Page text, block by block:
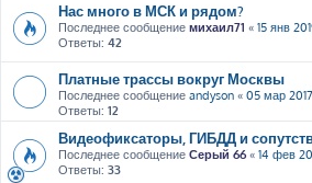
Нас много в МСК и рядом?
Последнее сообщение михаил71 « 15 янв
Ответы: 42
Платные трассы вокруг Москвы
Последнее сообщение andyson « 05 мар
Ответы: 12
Видеофиксаторы, ГИБДД и
Последнее сообщение Серый 66« 14 фев
Ответы: 33